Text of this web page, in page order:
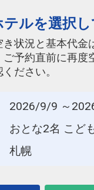
テルを選択
状況と基本代金
ご予約直前に再度
ださい。
2026/9/9 ～
おとな2名 こど
札幌